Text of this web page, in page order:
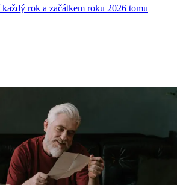
každý rok a začátkem roku 2026 tomu